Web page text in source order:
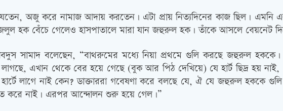
অজু করে নামাজ আদায় করতেন। এটা প্রায় নিত্যদিনের কাজ ছিল।
হক বেঁচে গেলেও হাসপাতালে মারা যান জহুরুল হক। তাঁকে আসলে বেয়নেট
আবদুস সামাদ বলেছেন, “বাথরুমের মধ্যে নিয়া প্রথমে গুলি করছে জহুরুল
এখান থেকে বের হয়ে গেছে (বুক আর পিঠ দেখিয়ে) যে হার্ট ছিদ্র হয়
লাগে নাই কেন? ডাক্তাররা গবেষণা করে বলছে যে, ঐ যে জহুরুল হককে
করে নাই। এরপর আন্দোলন শুরু হয়ে গেল।”